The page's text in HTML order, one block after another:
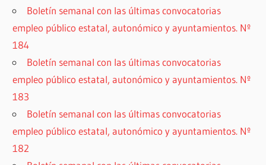
Boletín semanal con las últimas convocatorias
empleo público estatal, autonómico y ayuntamientos. Nº
184
Boletín semanal con las últimas convocatorias
empleo público estatal, autonómico y ayuntamientos. Nº
183
Boletín semanal con las últimas convocatorias
empleo público estatal, autonómico y ayuntamientos. Nº
182